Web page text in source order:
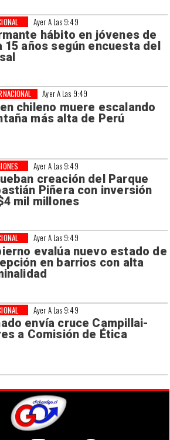
Ayer A Las 9:49
hábito en jóvenes de
15 años según encuesta del
Ayer A Las 9:49
chileno muere escalando
más alta de Perú
Ayer A Las 9:49
creación del Parque
Piñera con inversión
mil millones
Ayer A Las 9:49
evalúa nuevo estado de
en barrios con alta
Ayer A Las 9:49
envía cruce Campillai-
a Comisión de Ética